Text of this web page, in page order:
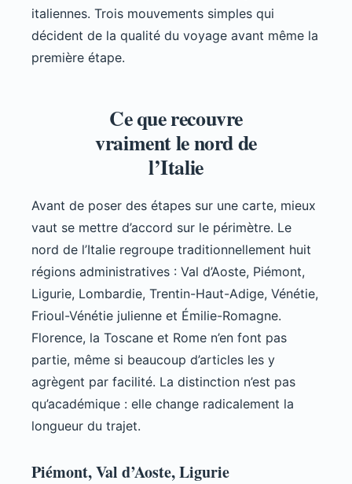
italiennes. Trois mouvements simples qui
décident de la qualité du voyage avant même la
première étape.
Ce que recouvre
vraiment le nord de
l’Italie
Avant de poser des étapes sur une carte, mieux
vaut se mettre d’accord sur le périmètre. Le
nord de l’Italie regroupe traditionnellement huit
régions administratives : Val d’Aoste, Piémont,
Ligurie, Lombardie, Trentin-Haut-Adige, Vénétie,
Frioul-Vénétie julienne et Émilie-Romagne.
Florence, la Toscane et Rome n’en font pas
partie, même si beaucoup d’articles les y
agrègent par facilité. La distinction n’est pas
qu’académique : elle change radicalement la
longueur du trajet.
Piémont, Val d’Aoste, Ligurie